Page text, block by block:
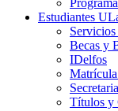
Estudiantes
Becas y
IDelfos
Títulos y